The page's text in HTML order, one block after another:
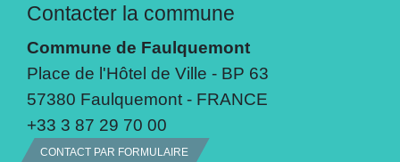
Contacter la commune
Commune de Faulquemont
Place de l'Hôtel de Ville - BP 63
57380 Faulquemont - FRANCE
+33 3 87 29 70 00
CONTACT PAR FORMULAIRE